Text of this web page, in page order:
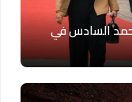
السادس في